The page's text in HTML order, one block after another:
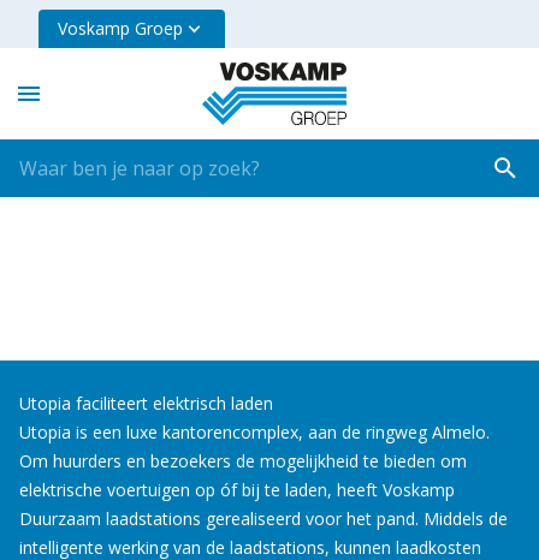
Voskamp Groep
Utopia faciliteert elektrisch laden
Utopia is een luxe kantorencomplex, aan de ringweg Almelo.
Om huurders en bezoekers de mogelijkheid te bieden om
elektrische voertuigen op óf bij te laden, heeft Voskamp
Duurzaam laadstations gerealiseerd voor het pand. Middels de
intelligente werking van de laadstations, kunnen laadkosten